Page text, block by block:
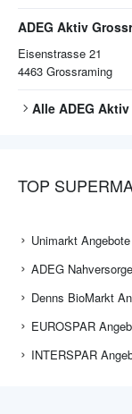
ADEG Aktiv
Eisenstrasse 21
4463 Grossraming
Alle ADEG Aktiv
TOP
Unimarkt
ADEG
Denns BioMarkt
EUROSPAR
INTERSPAR